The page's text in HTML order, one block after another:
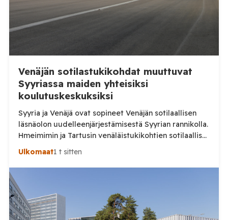
Venäjän sotilastukikohdat muuttuvat
Syyriassa maiden yhteisiksi
koulutuskeskuksiksi
Syyria ja Venäjä ovat sopineet Venäjän sotilaallisen
läsnäolon uudelleenjärjestämisestä Syyrian rannikolla.
Hmeimimin ja Tartusin venäläistukikohtien sotilaalliset
osat on määrä muuttaa maiden yhteisiksi koulutus- ja
käytössä olleesta infrastruktuurista siirtyy Syyrian
ilmoitti sunnuntaina 9. elokuuta, että Damaskos ja
Moskova ovat päässeet yhteisymmärrykseen Venäjän
Syyriassa sijaitsevien tukikohtien tulevaisuudesta.
Ulkomaat1 t sitten